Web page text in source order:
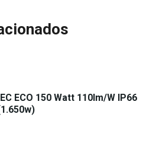
ECO 150 Watt 110lm/w IP66